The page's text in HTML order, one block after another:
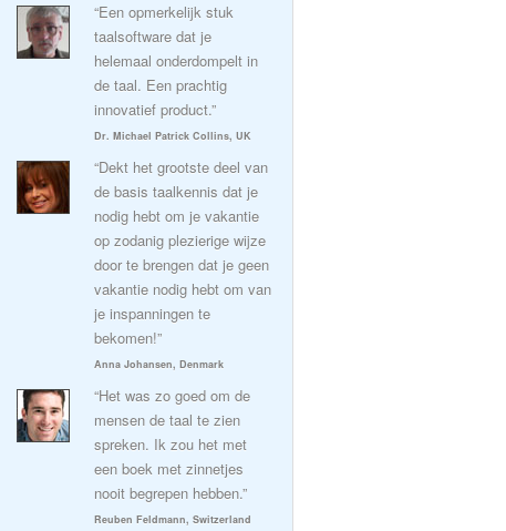
“Een opmerkelijk stuk
taalsoftware dat je
helemaal onderdompelt in
de taal. Een prachtig
innovatief product.”
Dr. Michael Patrick Collins, UK
“Dekt het grootste deel van
de basis taalkennis dat je
nodig hebt om je vakantie
op zodanig plezierige wijze
door te brengen dat je geen
vakantie nodig hebt om van
je inspanningen te
bekomen!”
Anna Johansen, Denmark
“Het was zo goed om de
mensen de taal te zien
spreken. Ik zou het met
een boek met zinnetjes
nooit begrepen hebben.”
Reuben Feldmann, Switzerland